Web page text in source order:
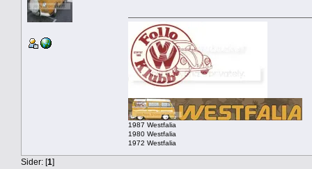
1987 Westfalia
1980 Westfalia
1972 Westfalia
Sider: [1]